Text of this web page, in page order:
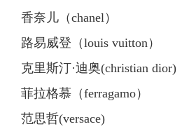
香奈儿（chanel）
路易威登（louis vuitton）
克里斯汀·迪奥(christian dior)
菲拉格慕（ferragamo）
范思哲(versace)